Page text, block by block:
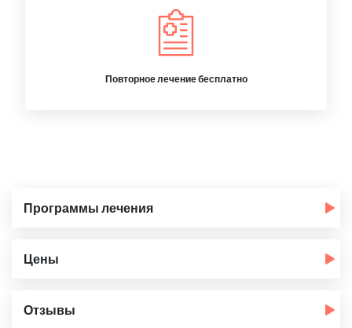
Повторное лечение бесплатно
Программы лечения
Цены
Отзывы